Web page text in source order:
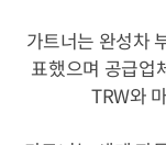
가트너는 완성차
표했으며 공급업
TRW와